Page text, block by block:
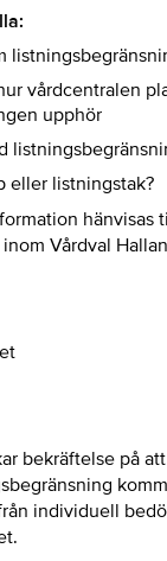
vårdcentralen
upphör
eller listningstak?
hänvisas
Vårdval
bekräftelse på
individuell